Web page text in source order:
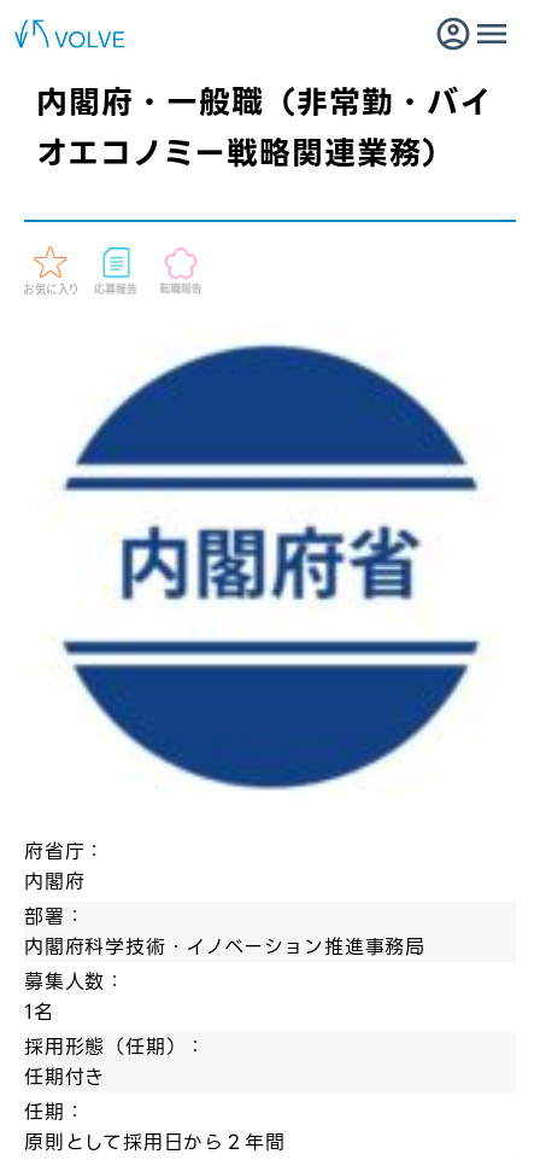
内閣府・一般職（非常勤・バイ
オエコノミー戦略関連業務）
府省庁：
内閣府
部署：
内閣府科学技術・イノベーション推進事務局
募集人数：
1名
採用形態（任期）：
任期付き
任期：
原則として採用日から２年間